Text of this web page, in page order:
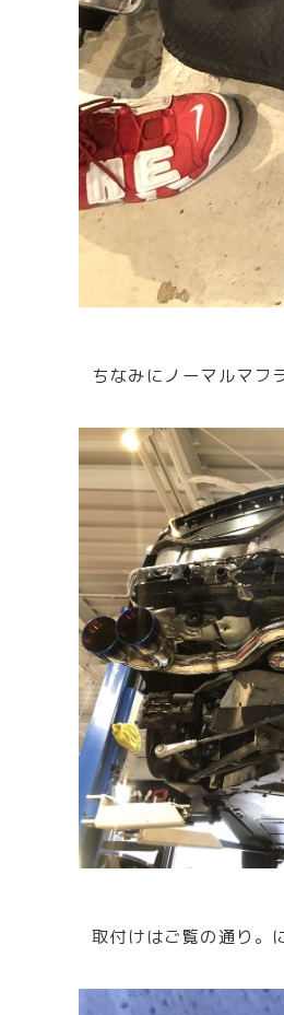
ちなみにノーマルマフ
取付けはご覧の通り。